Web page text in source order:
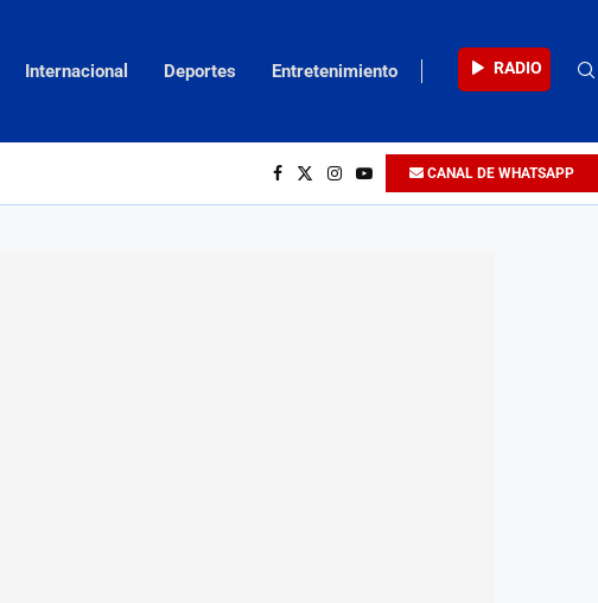
Internacional Deportes Entretenimiento RADIO
CANAL DE WHATSAPP